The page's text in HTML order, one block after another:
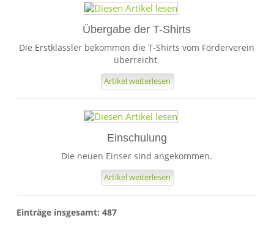
Übergabe der T-Shirts
Die Erstklässler bekommen die T-Shirts vom Förderverein
überreicht.
Artikel weiterlesen
Einschulung
Die neuen Einser sind angekommen.
Artikel weiterlesen
Einträge insgesamt: 487